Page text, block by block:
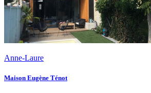
Anne-Laure
Maison Eugène Ténot